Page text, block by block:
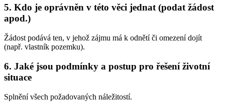
5. Kdo je oprávněn v této věci jednat (podat žádost
apod.)
Žádost podává ten, v jehož zájmu má k odnětí či omezení dojít
(např. vlastník pozemku).
6. Jaké jsou podmínky a postup pro řešení životní
situace
Splnění všech požadovaných náležitostí.